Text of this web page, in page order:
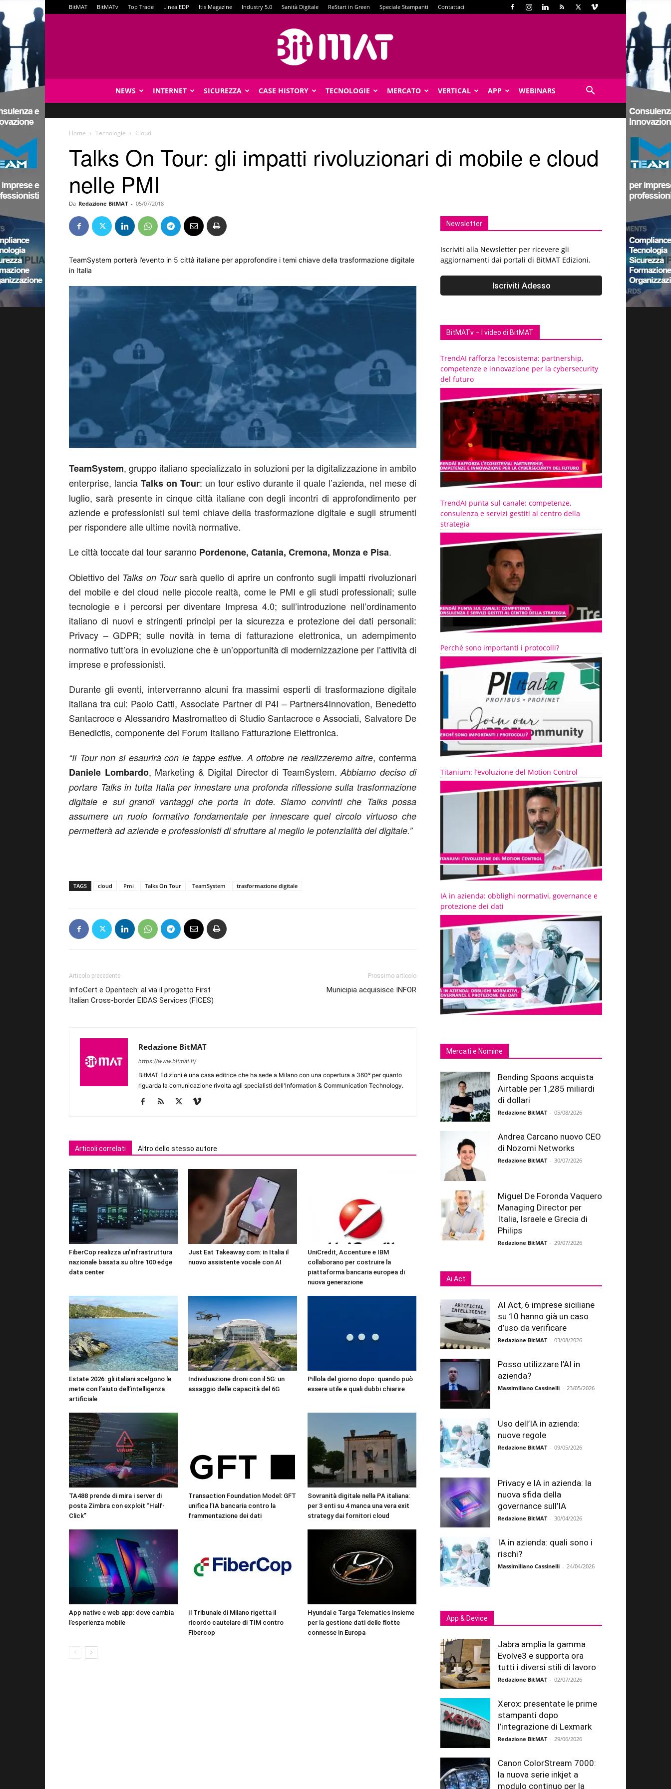
BitMAT BitMATv Top Trade Linea EDP Itis Magazine Industry 5.0 Sanità Digitale ReStart in Green Speciale Stampanti Contattaci
NEWS INTERNET SICUREZZA CASE HISTORY TECNOLOGIE MERCATO VERTICAL APP WEBINARS
Home Tecnologie Cloud
Talks On Tour: gli impatti rivoluzionari di mobile e cloud
nelle PMI
Da Redazione BitMAT - 05/07/2018
TeamSystem porterà l’evento in 5 città italiane per approfondire i temi chiave della trasformazione digitale
in Italia
TeamSystem, gruppo italiano specializzato in soluzioni per la digitalizzazione in ambito
enterprise, lancia Talks on Tour: un tour estivo durante il quale l’azienda, nel mese di
luglio, sarà presente in cinque città italiane con degli incontri di approfondimento per
aziende e professionisti sui temi chiave della trasformazione digitale e sugli strumenti
per rispondere alle ultime novità normative.
Le città toccate dal tour saranno Pordenone, Catania, Cremona, Monza e Pisa.
Obiettivo del Talks on Toursarà quello di aprire un confronto sugli impatti rivoluzionari
del mobile e del cloud nelle piccole realtà, come le PMI e gli studi professionali; sulle
tecnologie e i percorsi per diventare Impresa 4.0; sull’introduzione nell’ordinamento
italiano di nuovi e stringenti principi per la sicurezza e protezione dei dati personali:
Privacy – GDPR; sulle novità in tema di fatturazione elettronica, un adempimento
normativo tutt’ora in evoluzione che è un’opportunità di modernizzazione per l’attività di
imprese e professionisti.
Durante gli eventi, interverranno alcuni fra massimi esperti di trasformazione digitale
italiana tra cui: Paolo Catti, Associate Partner di P4I – Partners4Innovation, Benedetto
Santacroce e Alessandro Mastromatteo di Studio Santacroce e Associati, Salvatore De
Benedictis, componente del Forum Italiano Fatturazione Elettronica.
“Il Tour non si esaurirà con le tappe estive. A ottobre ne realizzeremo altre, conferma
Daniele Lombardo, Marketing & Digital Director di TeamSystem. Abbiamo deciso di
portare Talks in tutta Italia per innestare una profonda riflessione sulla trasformazione
digitale e sui grandi vantaggi che porta in dote. Siamo convinti che Talks possa
assumere un ruolo formativo fondamentale per innescare quel circolo virtuoso che
permetterà ad aziende e professionisti di sfruttare al meglio le potenzialità del digitale.”
TAGS cloud Pmi Talks On Tour TeamSystem trasformazione digitale
Articolo precedente
InfoCert e Opentech: al via il progetto First
Italian Cross-border EIDAS Services (FICES)
Prossimo articolo
Municipia acquisisce INFOR
Redazione BitMAT
https://www.bitmat.it/
BitMAT Edizioni è una casa editrice che ha sede a Milano con una copertura a 360° per quanto
riguarda la comunicazione rivolta agli specialisti dell'lnformation & Communication Technology.
Articoli correlati Altro dello stesso autore
FiberCop realizza un’infrastruttura
nazionale basata su oltre 100 edge
data center
Just Eat Takeaway.com: in Italia il
nuovo assistente vocale con AI
UniCredit, Accenture e IBM
collaborano per costruire la
piattaforma bancaria europea di
nuova generazione
Estate 2026: gli italiani scelgono le
mete con l’aiuto dell’intelligenza
artificiale
Individuazione droni con il 5G: un
assaggio delle capacità del 6G
Pillola del giorno dopo: quando può
essere utile e quali dubbi chiarire
TA488 prende di mira i server di
posta Zimbra con exploit “Half-
Click”
Transaction Foundation Model: GFT
unifica l’IA bancaria contro la
frammentazione dei dati
Sovranità digitale nella PA italiana:
per 3 enti su 4 manca una vera exit
strategy dai fornitori cloud
App native e web app: dove cambia
l’esperienza mobile
Il Tribunale di Milano rigetta il
ricordo cautelare di TIM contro
Fibercop
Hyundai e Targa Telematics insieme
per la gestione dati delle flotte
connesse in Europa
Newsletter
Iscriviti alla Newsletter per ricevere gli
aggiornamenti dai portali di BitMAT Edizioni.
BitMATv – I video di BitMAT
TrendAI rafforza l’ecosistema: partnership,
competenze e innovazione per la cybersecurity
del futuro
TrendAI punta sul canale: competenze,
consulenza e servizi gestiti al centro della
strategia
Perché sono importanti i protocolli?
Titanium: l’evoluzione del Motion Control
IA in azienda: obblighi normativi, governance e
protezione dei dati
Mercati e Nomine
Bending Spoons acquista
Airtable per 1,285 miliardi
di dollari
Redazione BitMAT - 05/08/2026
Andrea Carcano nuovo CEO
di Nozomi Networks
Redazione BitMAT - 30/07/2026
Miguel De Foronda Vaquero
Managing Director per
Italia, Israele e Grecia di
Philips
Redazione BitMAT - 29/07/2026
Ai Act
AI Act, 6 imprese siciliane
su 10 hanno già un caso
d’uso da verificare
Redazione BitMAT - 03/08/2026
Posso utilizzare l’AI in
azienda?
Massimiliano Cassinelli - 23/05/2026
Uso dell’IA in azienda:
nuove regole
Redazione BitMAT - 09/05/2026
Privacy e IA in azienda: la
nuova sfida della
governance sull’IA
Redazione BitMAT - 30/04/2026
IA in azienda: quali sono i
rischi?
Massimiliano Cassinelli - 24/04/2026
App & Device
Jabra amplia la gamma
Evolve3 e supporta ora
tutti i diversi stili di lavoro
Redazione BitMAT - 02/07/2026
Xerox: presentate le prime
stampanti dopo
l’integrazione di Lexmark
Redazione BitMAT - 29/06/2026
Canon ColorStream 7000:
la nuova serie inkjet a
modulo continuo per la